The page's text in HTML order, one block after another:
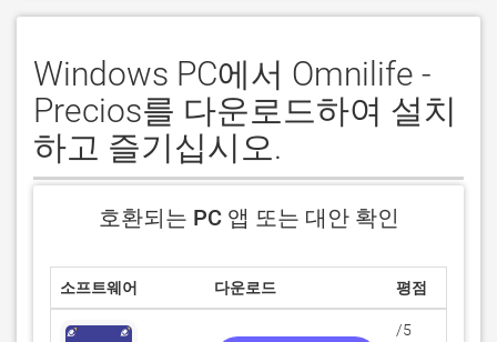
Windows PC에서 Omnilife -
Precios를 다운로드하여 설치
하고 즐기십시오.
호환되는 PC 앱 또는 대안 확인
소프트웨어 다운로드 평점
/5